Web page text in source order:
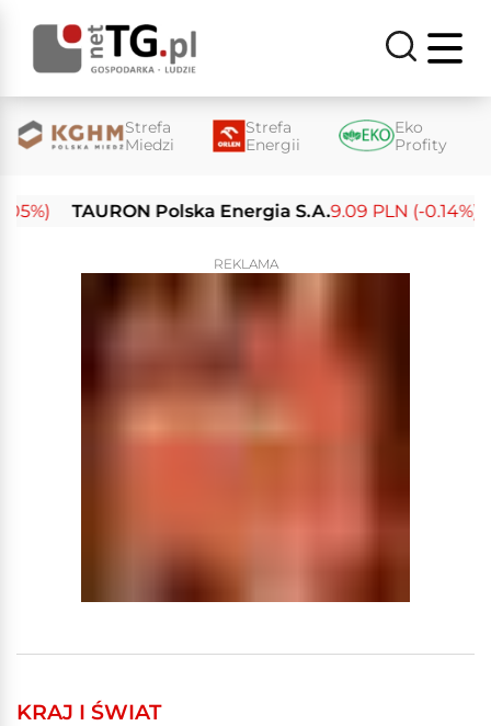
Strefa
Miedzi
Strefa
Energii
Eko
Profity
TAURON Polska Energia S.A.9.09 PLN (-0.14%)
REKLAMA
KRAJ I ŚWIAT